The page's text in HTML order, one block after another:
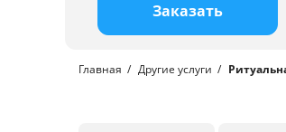
Заказать
Главная Другие услуги